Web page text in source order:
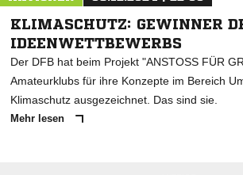
KLIMASCHUTZ: GEWINNER
IDEENWETTBEWERBS
Der DFB hat beim Projekt "ANSTOSS FÜR
Amateurklubs für ihre Konzepte im Bereich
Klimaschutz ausgezeichnet. Das sind sie.
Mehr lesen